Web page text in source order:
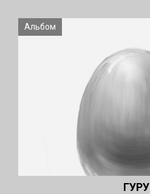
Альбом
ГУРУ